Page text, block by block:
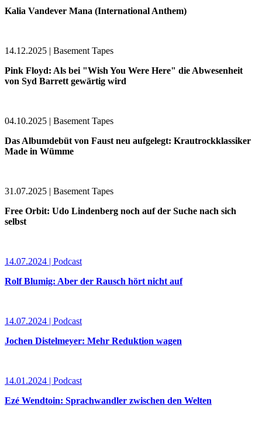
Kalia Vandever Mana (International Anthem)
14.12.2025 | Basement Tapes
Pink Floyd: Als bei "Wish You Were Here" die Abwesenheit
von Syd Barrett gewärtig wird
04.10.2025 | Basement Tapes
Das Albumdebüt von Faust neu aufgelegt: Krautrockklassiker
Made in Wümme
31.07.2025 | Basement Tapes
Free Orbit: Udo Lindenberg noch auf der Suche nach sich
selbst
14.07.2024 | Podcast
Rolf Blumig: Aber der Rausch hört nicht auf
14.07.2024 | Podcast
Jochen Distelmeyer: Mehr Reduktion wagen
14.01.2024 | Podcast
Ezé Wendtoin: Sprachwandler zwischen den Welten